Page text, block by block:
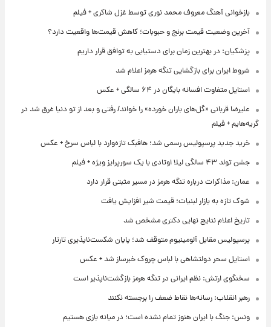
بازخوانی آهنگ معروف محمد نوری توسط غزل شاکری + فیلم
آخرین وضعیت قیمت برنج و حبوبات؛ کاهش قیمت‌ها واقعیت دارد؟
پزشکیان: در بهترین زمان برای دستیابی به توافق قرار داریم
شروط ایران برای بازگشایی تنگه هرمز اعلام شد
استایل متفاوت افسانه بایگان در ۶۴ سالگی + عکس
علیرضا قربانی «گل‌های باران خورده» را خواند/ رفتی و بعد از تو دنیا غرق شد در
گریه‌هایم + فیلم
خرید جدید پرسپولیس رسمی شد؛ هافبک تازه‌وارد با لباس سرخ + عکس
جشن تولد ۴۳ سالگی لیلا اوتادی با یک سورپرایز ویژه + فیلم
عمان: مذاکرات درباره تنگه هرمز در مسیر مثبتی قرار دارد
شوک تازه به بازار لبنیات؛ قیمت شیر افزایش یافت
تاریخ اعلام نتایج نهایی دکتری مشخص شد
پرسپولیس مقابل آلومینیوم متوقف شد؛ پایان شکست‌ناپذیری تارتار
استایل سحر دولتشاهی با لباس چروک خبرساز شد + عکس
سخنگوی ارتش: نظم ایرانی در تنگه هرمز بازگشت‌ناپذیر است
رهبر انقلاب: رسانه‌ها نقاط ضعف را برجسته نکنند
ونس: جنگ با ایران هنوز تمام نشده است؛ در میانه بازی هستیم